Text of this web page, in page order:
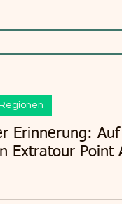
Erinnerung:
Extratour Point